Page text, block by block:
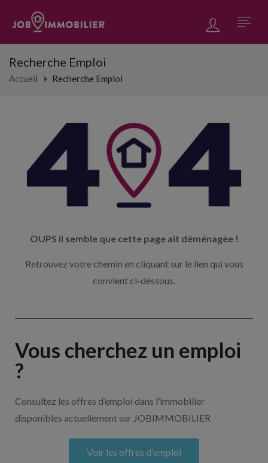
Recherche Emploi
Accueil Recherche Emploi
OUPS il semble que cette page ait déménagée !
Retrouvez votre chemin en cliquant sur le lien qui vous
convient ci-dessous.
Vous cherchez un emploi
?
Consultez les offres d’emploi dans l’immobilier
disponibles actuellement sur JOBIMMOBILIER
Voir les offres d'emploi